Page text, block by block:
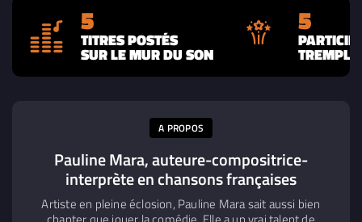
5. Au creux d'un débat - Pauline Mara
2021 - Variété française
03:40
5
TITRES POSTÉS
SUR LE MUR DU SON
5
A PROPOS
Pauline Mara, auteure-compositrice-
interprète en chansons françaises
Artiste en pleine éclosion, Pauline Mara sait aussi bien